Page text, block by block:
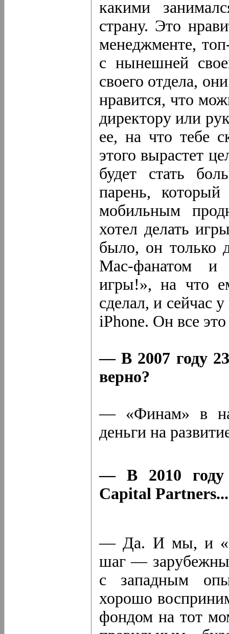
какими
страну. Это
менеджменте,
с нынешней
своего отдела,
нравится, что
директору или
ее, на что тебе
этого вырастет
будет стать
парень,
мобильным
хотел делать
было, он только
Mac-фанатом и
игры!», на что
сделал, и сейчас
iPhone. Он все
— В 2007 году
верно?
— «Финам» в
деньги на
— В 2010 году
Capital Partners...
— Да. И мы, и
шаг —
с западным
хорошо
фондом на тот